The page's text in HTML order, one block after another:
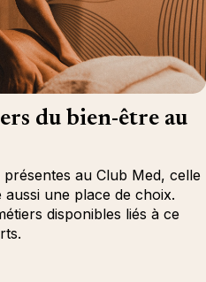
du bien-être au
au Club Med, celle
une place de choix.
disponibles liés à ce